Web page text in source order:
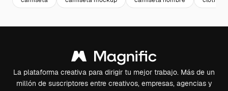
La plataforma creativa para dirigir tu mejor trabajo. Más de un
millón de suscriptores entre creativos, empresas, agencias y